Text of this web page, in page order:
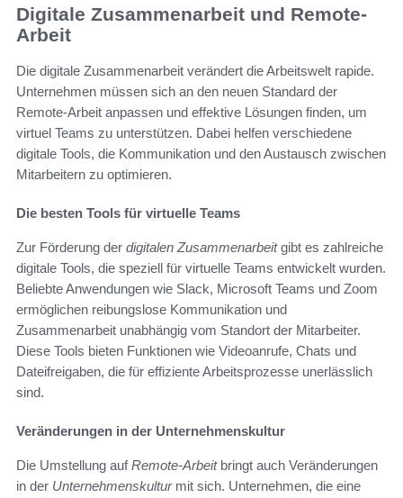
Digitale Zusammenarbeit und Remote-
Arbeit
Die digitale Zusammenarbeit verändert die Arbeitswelt rapide.
Unternehmen müssen sich an den neuen Standard der
Remote-Arbeit anpassen und effektive Lösungen finden, um
virtuel Teams zu unterstützen. Dabei helfen verschiedene
digitale Tools, die Kommunikation und den Austausch zwischen
Mitarbeitern zu optimieren.
Die besten Tools für virtuelle Teams
Zur Förderung der digitalen Zusammenarbeitgibt es zahlreiche
digitale Tools, die speziell für virtuelle Teams entwickelt wurden.
Beliebte Anwendungen wie Slack, Microsoft Teams und Zoom
ermöglichen reibungslose Kommunikation und
Zusammenarbeit unabhängig vom Standort der Mitarbeiter.
Diese Tools bieten Funktionen wie Videoanrufe, Chats und
Dateifreigaben, die für effiziente Arbeitsprozesse unerlässlich
sind.
Veränderungen in der Unternehmenskultur
Die Umstellung aufRemote-Arbeitbringt auch Veränderungen
in der Unternehmenskulturmit sich. Unternehmen, die eine